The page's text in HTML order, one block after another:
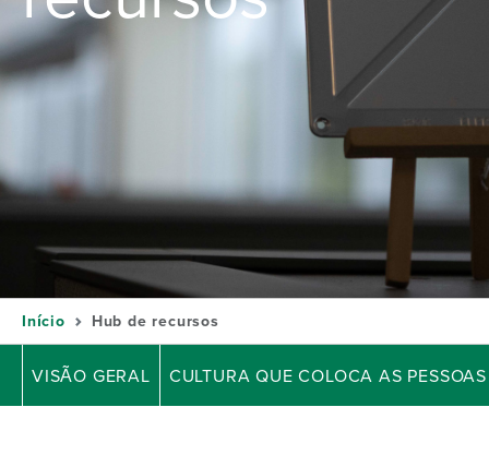
Início Hub de recursos
VISÃO GERAL CULTURA QUE COLOCA AS